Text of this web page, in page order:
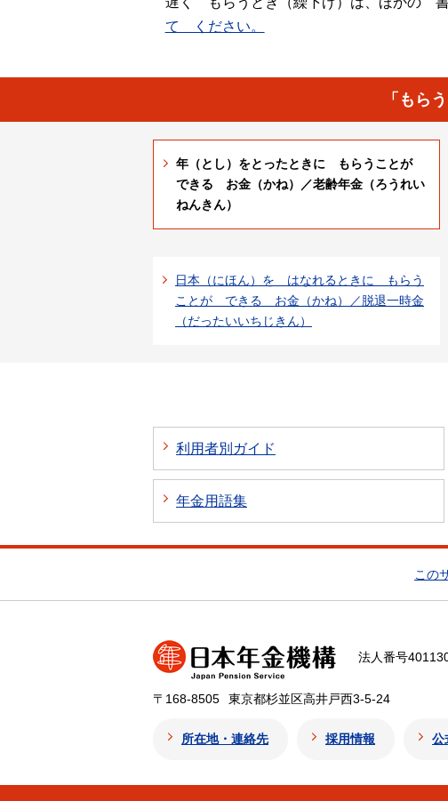
て ください。
「もら
年（とし）をとったときに もらうことが
できる お金（かね）／老齢年金（ろうれい
ねんきん）
日本（にほん）を はなれるときに もらう
ことが できる お金（かね）／脱退一時金
（だったいいちじきん）
利用者別ガイド
年金用語集
この
法人番号
〒168-8505 東京都杉並区高井戸西3-5-24
所在地・連絡先 採用情報 公